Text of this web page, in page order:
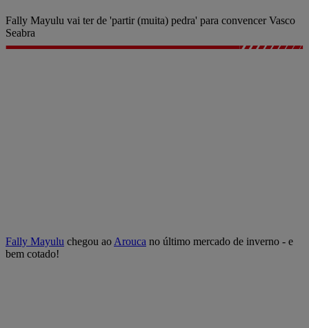
Fally Mayulu vai ter de 'partir (muita) pedra' para convencer Vasco
Seabra
Fally Mayulu chegou ao Arouca no último mercado de inverno - e
bem cotado!